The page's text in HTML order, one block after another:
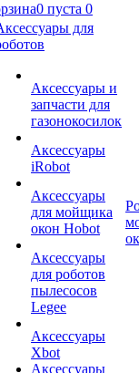
0 пуста 0
для
Аксессуары и
запчасти для
газонокосилок
Аксессуары
iRobot
Аксессуары
для мойщика
окон Hobot
Аксессуары
для роботов
пылесосов
Legee
Аксессуары
Xbot
Аксессуары